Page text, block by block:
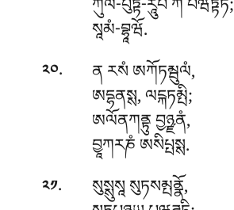
སཱམཾ-བྷཱཝོ.
༢༠. ན རསཾ ཨཀོཏམྦུལཾ,
ཨདྷནསྶ, ལངྐཏམྤི;
ཨལོནཀནྟུ བྱཉྫནཾ,
བྱཱཀརཎཾ ཨསིཔྤསྶ.
༢༡. སུསྶུསཱ སུཏསམྤནྣོ,